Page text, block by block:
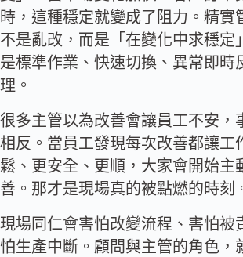
時，這種穩定就變成了阻力。精實
不是亂改，而是「在變化中求穩定
是標準作業、快速切換、異常即時
理。
很多主管以為改善會讓員工不安，
相反。當員工發現每次改善都讓工
鬆、更安全、更順，大家會開始主
善。那才是現場真的被點燃的時刻
現場同仁會害怕改變流程、害怕被
怕生產中斷。顧問與主管的角色，